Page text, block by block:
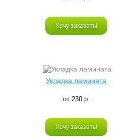
Хочу заказать!
Укладка ламината
от 230 р.
Хочу заказать!